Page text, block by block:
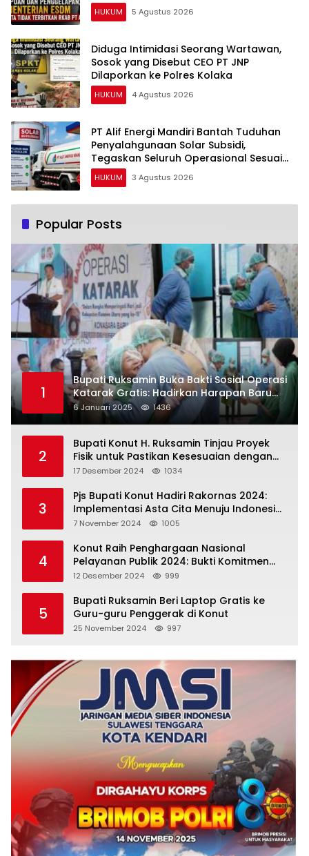
HUKUM 5 Agustus 2026
Diduga Intimidasi Seorang Wartawan,
Sosok yang Disebut CEO PT JNP
Dilaporkan ke Polres Kolaka
HUKUM 4 Agustus 2026
PT Alif Energi Mandiri Bantah Tuduhan
Penyalahgunaan Solar Subsidi,
Tegaskan Seluruh Operasional Sesuai
Regulasi
HUKUM 3 Agustus 2026
Popular Posts
1
Bupati Ruksamin Buka Bakti Sosial Operasi
Katarak Gratis: Hadirkan Harapan Baru
bagi Masyarakat Konut
6 Januari 2025 1436
2
Bupati Konut H. Ruksamin Tinjau Proyek
Fisik untuk Pastikan Kesesuaian dengan
Perencanaan
17 Desember 2024 1034
3
Pjs Bupati Konut Hadiri Rakornas 2024:
Implementasi Asta Cita Menuju Indonesia
Emas
7 November 2024 1005
4
Konut Raih Penghargaan Nasional
Pelayanan Publik 2024: Bukti Komitmen
Menuju Pelayanan Prima
12 Desember 2024 999
5
Bupati Ruksamin Beri Laptop Gratis ke
Guru-guru Penggerak di Konut
25 November 2024 997